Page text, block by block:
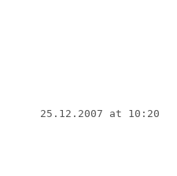
25.12.2007 at 10:20